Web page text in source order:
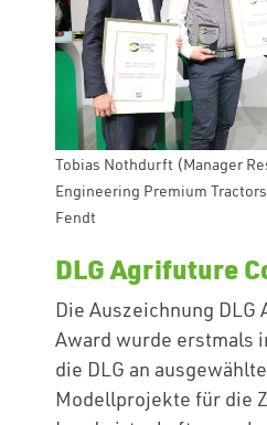
Tobias Nothdurft (Manager
Engineering Premium
Fendt
DLG Agrifuture
Die Auszeichnung
Award wurde erstmals
die DLG an
Modellprojekte für die